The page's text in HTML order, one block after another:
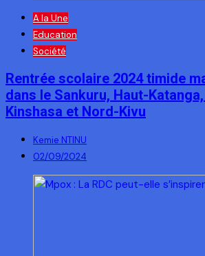
A la Une
Education
Société
Rentrée scolaire 2024 timide
dans le Sankuru, Haut-
Kinshasa et Nord-Kivu
Kemie NTINU
02/09/2024